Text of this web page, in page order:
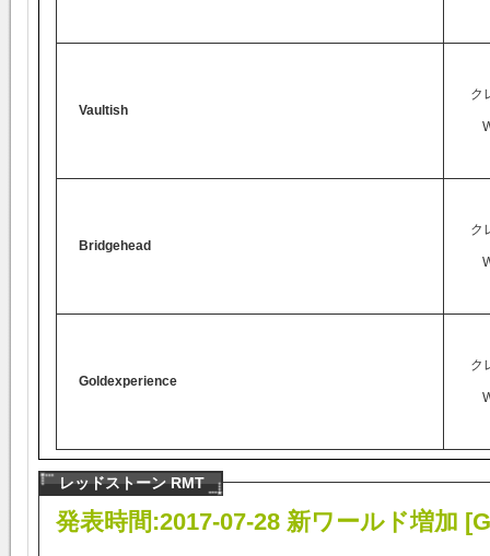
Vaultish
ク
Bridgehead
ク
Goldexperience
ク
レッドストーン RMT
発表時間:2017-07-28 新ワールド増加